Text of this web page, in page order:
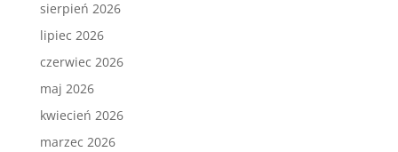
sierpień 2026
lipiec 2026
czerwiec 2026
maj 2026
kwiecień 2026
marzec 2026